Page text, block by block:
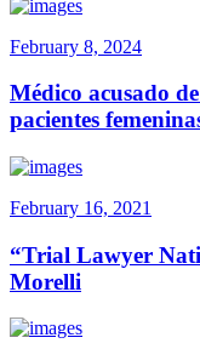
February 8, 2024
Médico acusado
pacientes
February 16, 2021
“Trial Lawyer
Morelli